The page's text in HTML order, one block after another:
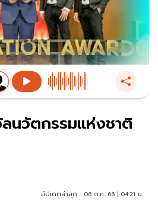
ลนวัตกรรมแห่งชาติ
อัปเดตล่าสุด : 06 ต.ค. 66 | 04:21 น.